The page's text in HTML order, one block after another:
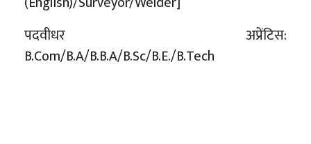
पदवीधर अप्रेंटिस:
B.Com/B.A/B.B.A/B.Sc/B.E./B.Tech